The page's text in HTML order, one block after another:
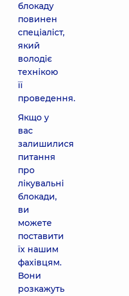
блокаду
повинен
спеціаліст,
який
володіє
технікою
її
проведення.
Якщо у
вас
залишилися
питання
про
лікувальні
блокади,
ви
можете
поставити
їх нашим
фахівцям.
Вони
розкажуть